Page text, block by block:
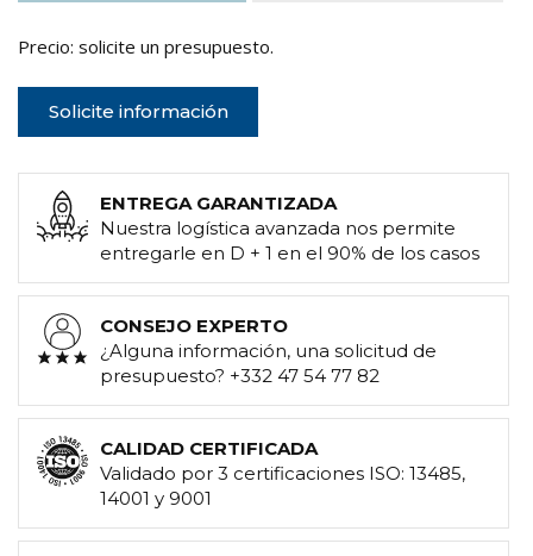
Precio: solicite un presupuesto.
Solicite información
ENTREGA GARANTIZADA
Nuestra logística avanzada nos permite
entregarle en D + 1 en el 90% de los casos
CONSEJO EXPERTO
¿Alguna información, una solicitud de
presupuesto? +332 47 54 77 82
CALIDAD CERTIFICADA
Validado por 3 certificaciones ISO: 13485,
14001 y 9001